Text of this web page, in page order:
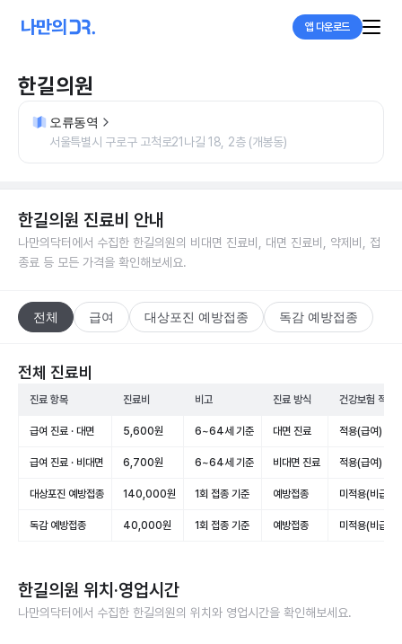
앱 다운로드
한길의원
오류동역
서울특별시 구로구 고척로21나길 18, 2층 (개봉동)
한길의원 진료비 안내
나만의닥터에서 수집한 한길의원의 비대면 진료비, 대면 진료비, 약제비, 접
종료 등 모든 가격을 확인해보세요.
전체 급여 대상포진 예방접종 독감 예방접종
전체 진료비
진료 항목 진료비 비고 진료 방식 건강보험 적용
급여 진료 · 대면 5,600원 6~64세 기준 대면 진료 적용(급여)
급여 진료 · 비대면 6,700원 6~64세 기준 비대면 진료 적용(급여)
대상포진 예방접종 140,000원 1회 접종 기준 예방접종 미적용(비급여)
독감 예방접종 40,000원 1회 접종 기준 예방접종 미적용(비급여)
한길의원 위치·영업시간
나만의닥터에서 수집한 한길의원의 위치와 영업시간을 확인해보세요.